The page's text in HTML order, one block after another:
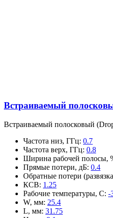
Встраиваемый
Встраиваемый полосковый
Частота низ, ГГц: 0.7
Частота верх, ГГц: 0.8
Ширина рабочей полосы,
Прямые потери, дБ: 0.4
Обратные потери
КСВ: 1.25
Рабочие температуры, С: -
W, мм: 25.4
L, мм: 31.75